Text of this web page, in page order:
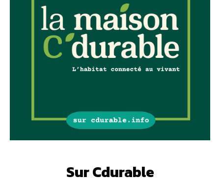
Sur Cdurable